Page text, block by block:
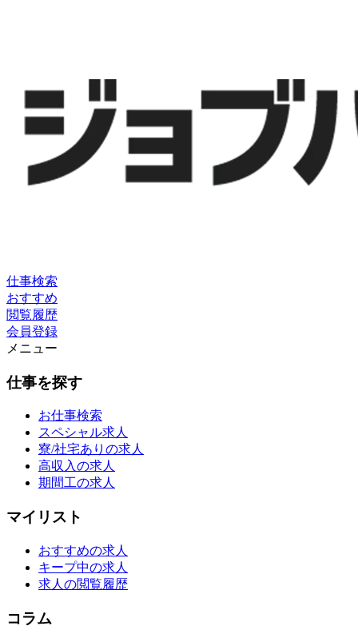
仕事検索
おすすめ
閲覧履歴
会員登録
メニュー
仕事を探す
お仕事検索
スペシャル求人
寮/社宅ありの求人
高収入の求人
期間工の求人
マイリスト
おすすめの求人
キープ中の求人
求人の閲覧履歴
コラム